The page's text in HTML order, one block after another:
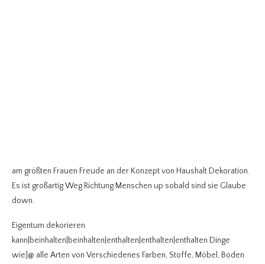
am größten Frauen Freude an der Konzept von Haushalt Dekoration.
Es ist großartig Weg Richtung Menschen up sobald sind sie Glaube
down.
Eigentum dekorieren
kann|beinhalten|beinhalten|enthalten|enthalten|enthalten Dinge
wie]@ alle Arten von Verschiedenes Farben, Stoffe, Möbel, Boden